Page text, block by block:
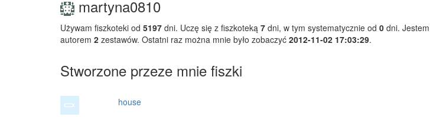
martyna0810
Używam fiszkoteki od 5197 dni. Uczę się z fiszkoteką 7 dni, w tym systematycznie od 0 dni. Jestem
autorem 2 zestawów. Ostatni raz można mnie było zobaczyć 2012-11-02 17:03:29.
Stworzone przeze mnie fiszki
house